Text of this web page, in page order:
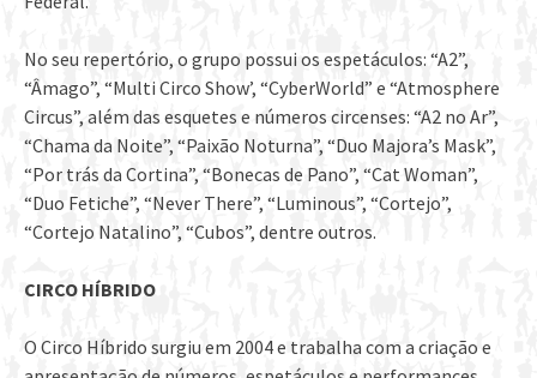
No seu repertório, o grupo possui os espetáculos: “A2”,
“Âmago”, “Multi Circo Show’, “CyberWorld” e “Atmosphere
Circus”, além das esquetes e números circenses: “A2 no Ar”,
“Chama da Noite”, “Paixão Noturna”, “Duo Majora’s Mask”,
“Por trás da Cortina”, “Bonecas de Pano”, “Cat Woman”,
“Duo Fetiche”, “Never There”, “Luminous”, “Cortejo”,
“Cortejo Natalino”, “Cubos”, dentre outros.
CIRCO HÍBRIDO
O Circo Híbrido surgiu em 2004 e trabalha com a criação e